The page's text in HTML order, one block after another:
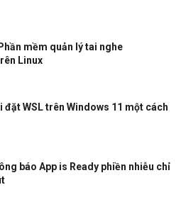
mềm quản lý tai nghe
Linux
đặt WSL trên Windows 11 một cách
báo App is Ready phiền nhiễu chỉ